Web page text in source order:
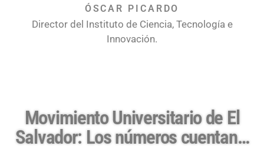
ÓSCAR PICARDO
Director del Instituto de Ciencia, Tecnología e
Innovación.
Movimiento Universitario de El
Salvador: Los números cuentan…